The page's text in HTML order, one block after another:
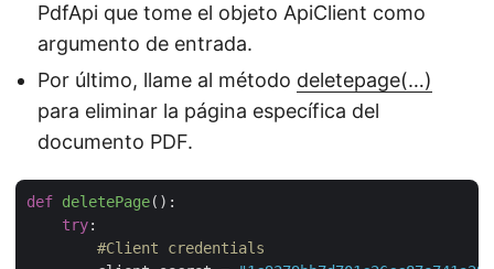
PdfApi que tome el objeto ApiClient como
argumento de entrada.
Por último, llame al método deletepage(…)
para eliminar la página específica del
documento PDF.
def deletePage():
try:
#Client credentials